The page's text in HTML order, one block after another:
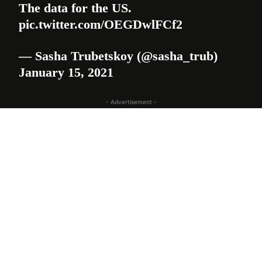
The data for the US.
pic.twitter.com/OEGDwlFCf2
— Sasha Trubetskoy (@sasha_trub)
January 15, 2021
- Advertisement -